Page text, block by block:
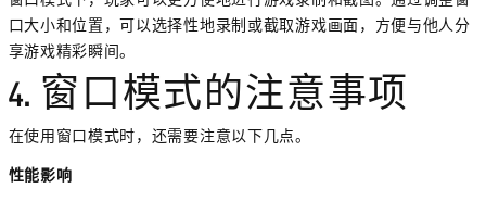
口大小和位置，可以选择性地录制或截取游戏画面，方便与他人分
享游戏精彩瞬间。
4. 窗口模式的注意事项
在使用窗口模式时，还需要注意以下几点。
性能影响